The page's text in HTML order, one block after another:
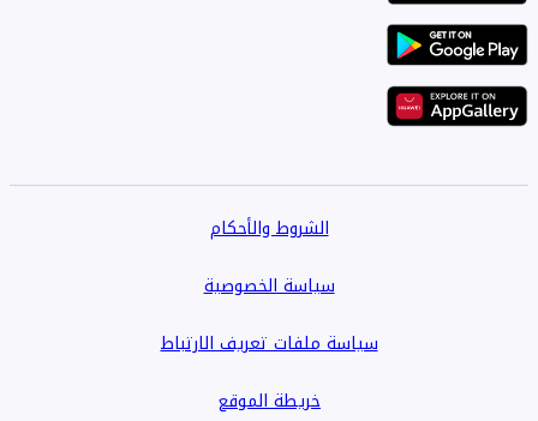
الشروط والأحكام
سياسة الخصوصية
سياسة ملفات تعريف الارتباط
خريطة الموقع